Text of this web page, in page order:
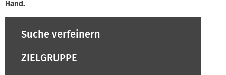
Hand.
Suche verfeinern
ZIELGRUPPE